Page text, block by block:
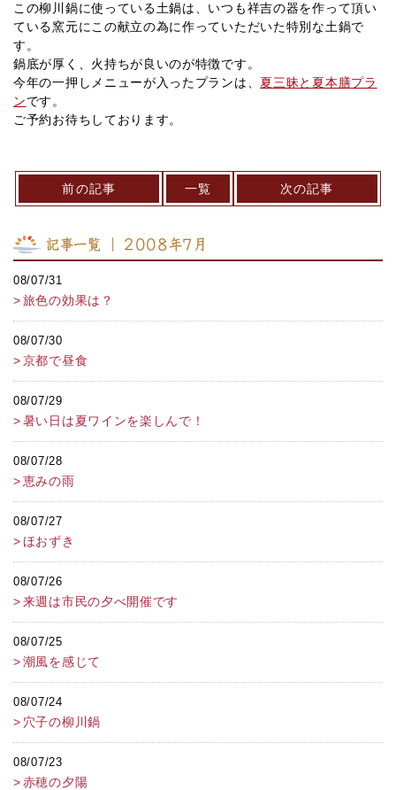
この柳川鍋に使っている土鍋は、いつも祥吉の器を作って頂い
ている窯元にこの献立の為に作っていただいた特別な土鍋で
す。
鍋底が厚く、火持ちが良いのが特徴です。
今年の一押しメニューが入ったプランは、 夏三昧と夏本膳プラ
ンです。
ご予約お待ちしております。
前の記事 一覧 次の記事
記事一覧 ｜ 2008年7月
08/07/31
旅色の効果は？
08/07/30
京都で昼食
08/07/29
暑い日は夏ワインを楽しんで！
08/07/28
恵みの雨
08/07/27
ほおずき
08/07/26
来週は市民の夕べ開催です
08/07/25
潮風を感じて
08/07/24
穴子の柳川鍋
08/07/23
赤穂の夕陽